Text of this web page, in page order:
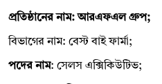
প্রতিষ্ঠানের নাম: আরএফএল গ্রুপ;
বিভাগের নাম: বেস্ট বাই ফার্মা;
পদের নাম: সেলস এক্সিকিউটিভ;